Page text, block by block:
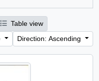
Table view
Direction: Ascending